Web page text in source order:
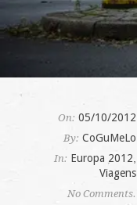
On: 05/10/2012
By: CoGuMeLo
In: Europa 2012
Viagens
No Comments.